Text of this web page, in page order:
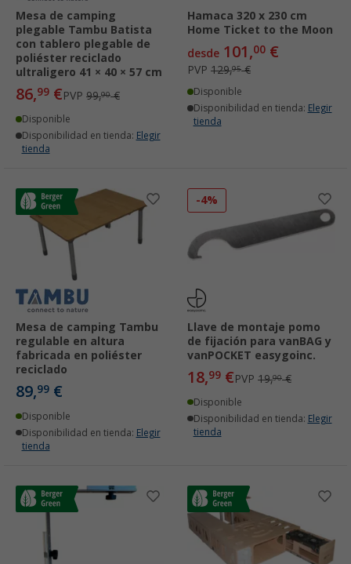
Mesa de camping
plegable Tambu Batista
con tablero plegable de
poliéster reciclado
ultraligero 41 × 40 × 57 cm
86,99 €PVP 99,90€
Disponible
Disponibilidad en tienda: Elegir
tienda
Hamaca 320 x 230 cm
Home Ticket to the Moon
desde 101,00 €
PVP 129,95€
Disponible
Disponibilidad en tienda: Elegir
tienda
Mesa de camping Tambu
regulable en altura
fabricada en poliéster
reciclado
89,99 €
Disponible
Disponibilidad en tienda: Elegir
tienda
-4%
Llave de montaje pomo
de fijación para vanBAG y
vanPOCKET easygoinc.
18,99 €PVP 19,90€
Disponible
Disponibilidad en tienda: Elegir
tienda